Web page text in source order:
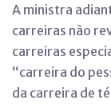
A ministra
carreiras não
carreiras
“carreira do
da carreira de